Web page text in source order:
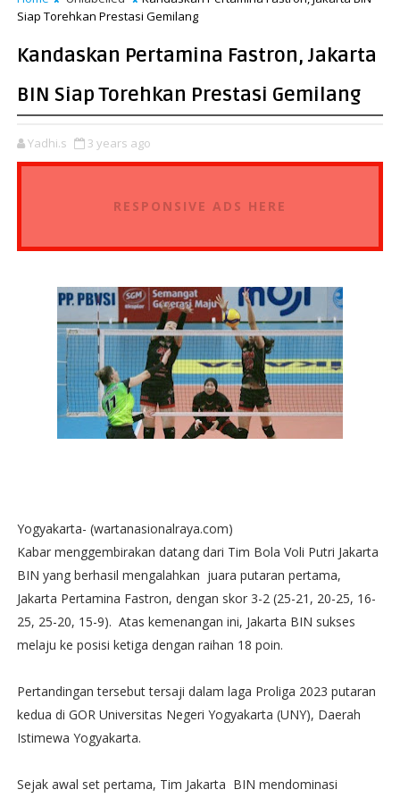
Siap Torehkan Prestasi Gemilang
Kandaskan Pertamina Fastron, Jakarta
BIN Siap Torehkan Prestasi Gemilang
Yadhi.s 3 years ago
RESPONSIVE ADS HERE
Yogyakarta- (wartanasionalraya.com)
Kabar menggembirakan datang dari Tim Bola Voli Putri Jakarta
BIN yang berhasil mengalahkan juara putaran pertama,
Jakarta Pertamina Fastron, dengan skor 3-2 (25-21, 20-25, 16-
25, 25-20, 15-9). Atas kemenangan ini, Jakarta BIN sukses
melaju ke posisi ketiga dengan raihan 18 poin.
Pertandingan tersebut tersaji dalam laga Proliga 2023 putaran
kedua di GOR Universitas Negeri Yogyakarta (UNY), Daerah
Istimewa Yogyakarta.
Sejak awal set pertama, Tim Jakarta BIN mendominasi